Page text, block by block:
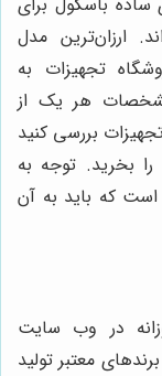
ارزان‌ترین مدل
تجهیزات به
هر یک از
بررسی کنید
بخرید. توجه به
که باید به آن
در وب سایت
معتبر تولید